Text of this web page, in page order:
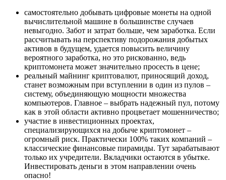
самостоятельно добывать цифровые монеты на одной
вычислительной машине в большинстве случаев
невыгодно. Забот и затрат больше, чем заработка. Если
рассчитывать на перспективу подорожания добытых
активов в будущем, удается повысить величину
вероятного заработка, но это рискованно, ведь
криптомонета может значительно просесть в цене;
реальный майнинг криптовалют, приносящий доход,
станет возможным при вступлении в один из пулов –
систему, объединяющую мощности множества
компьютеров. Главное – выбрать надежный пул, потому
как в этой области активно процветает мошенничество;
участие в инвестиционных проектах,
специализирующихся на добыче криптомонет –
огромный риск. Практически 100% таких компаний –
классические финансовые пирамиды. Тут зарабатывают
только их учредители. Вкладчики остаются в убытке.
Инвестировать деньги в этом направлении очень
опасно!